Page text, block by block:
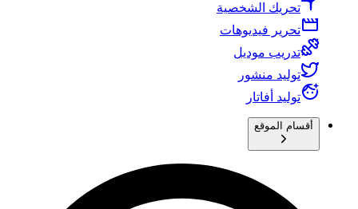
تحريك الشخصية
تحرير فيديوهات
تدريب موديل
توليد منشور
توليد أفاتار
أقسام الموقع